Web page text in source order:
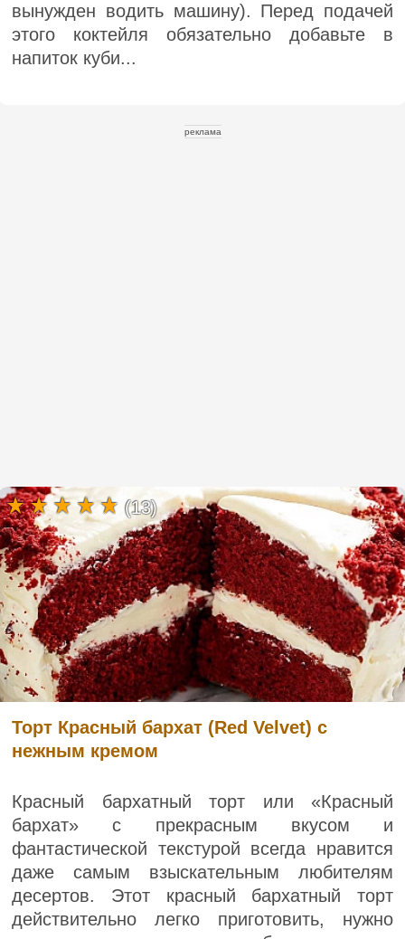
вынужден водить машину). Перед подачей
этого коктейля обязательно добавьте в
напиток куби...
реклама
Торт Красный бархат (Red Velvet) с
нежным кремом
Красный бархатный торт или «Красный
бархат» с прекрасным вкусом и
фантастической текстурой всегда нравится
даже самым взыскательным любителям
десертов. Этот красный бархатный торт
действительно легко приготовить, нужно
(13)